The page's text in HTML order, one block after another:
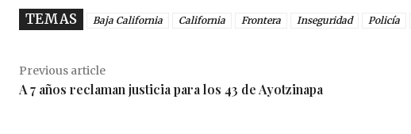
TEMAS Baja California California Frontera Inseguridad Policía
Previous article
A 7 años reclaman justicia para los 43 de Ayotzinapa